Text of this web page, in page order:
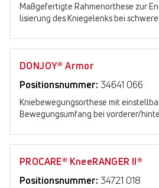
Maßgefertigte Rahmenorthese zur
lisierung des Kniegelenks bei
DONJOY® Armor
Positionsnummer: 34641 066
Kniebewegungsorthese mit
Bewegungsumfang bei vorderer/
PROCARE® KneeRANGER II®
Positionsnummer: 34721 018